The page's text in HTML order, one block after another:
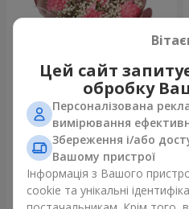
Букет "Королева
Карибського моря"
1 374 грн
Замовити
Цей сайт
обробку
Персоналізована
вимірювання
Збереження і/або
Вашому пристрої
Інформація з Вашого
cookie та унікальні